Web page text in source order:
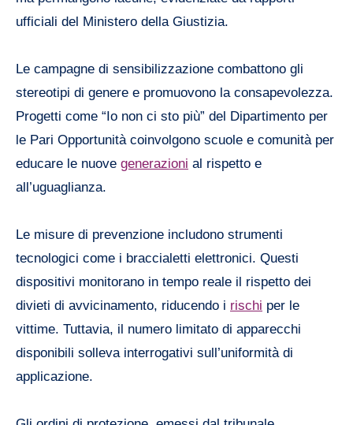
ufficiali del Ministero della Giustizia.
Le campagne di sensibilizzazione combattono gli
stereotipi di genere e promuovono la consapevolezza.
Progetti come “Io non ci sto più” del Dipartimento per
le Pari Opportunità coinvolgono scuole e comunità per
educare le nuove generazioni al rispetto e
all’uguaglianza.
Le misure di prevenzione includono strumenti
tecnologici come i braccialetti elettronici. Questi
dispositivi monitorano in tempo reale il rispetto dei
divieti di avvicinamento, riducendo i rischi per le
vittime. Tuttavia, il numero limitato di apparecchi
disponibili solleva interrogativi sull’uniformità di
applicazione.